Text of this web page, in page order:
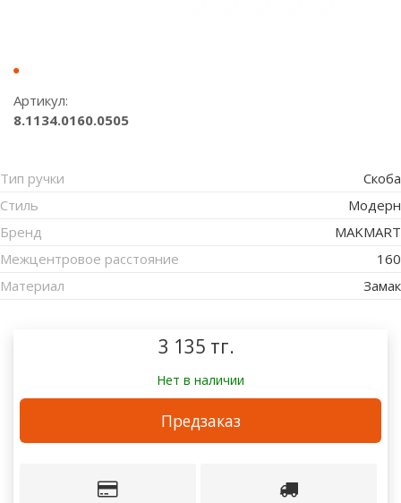
Артикул:
8.1134.0160.0505
Тип ручки
Скоба
Стиль
Модерн
Бренд
MAKMART
Межцентровое расстояние
160
Материал
Замак
3 135 тг.
Нет в наличии
Предзаказ